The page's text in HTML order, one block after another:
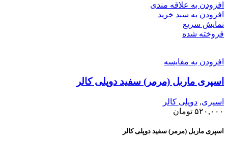
افزودن به علاقه مندی
افزودن به سبد خرید
نمایش سریع
فروخته شده
افزودن به مقایسه
اسپری ماربل (مرمر) سفید دوپلی کالر
اسپری, دوپلی کالر
۵۲۰,۰۰۰ تومان
اسپری ماربل (مرمر) سفید دوپلی کالر